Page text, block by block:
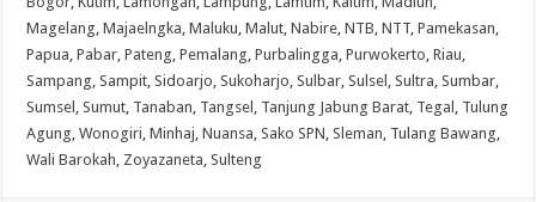
Magelang ,Majaelngka ,Maluku ,Malut ,Nabire ,NTB ,NTT ,Pamekasan
Papua ,Pabar ,Pateng ,Pemalang ,Purbalingga ,Purwokerto ,Riau
Sampang ,Sampit ,Sidoarjo ,Sukoharjo ,Sulbar ,Sulsel ,Sultra ,Sumbar
Sumsel ,Sumut Tanaban Tangsel Tanjung Jabung Barat Tegal
Tulung
Agung ,Wonogiri ,Minhaj ,Nuansa ,Sako SPN ,Sleman Tulang Bawang
Wali Barokah Zoyazaneta ,Sulteng